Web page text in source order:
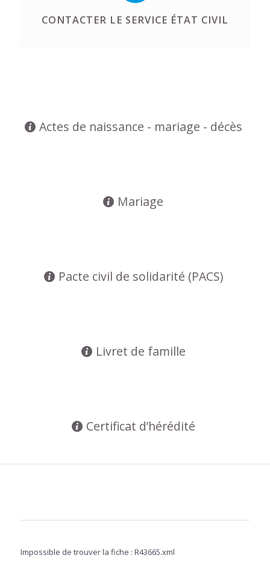
CONTACTER LE SERVICE ÉTAT CIVIL
Actes de naissance - mariage - décès
Mariage
Pacte civil de solidarité (PACS)
Livret de famille
Certificat d’hérédité
Impossible de trouver la fiche : R43665.xml